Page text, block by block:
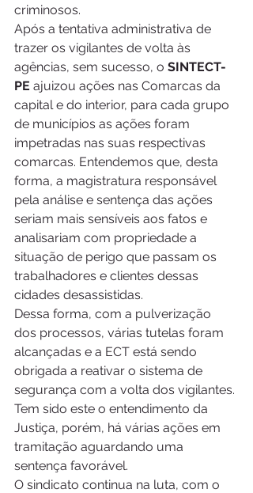
criminosos.
Após a tentativa administrativa de
trazer os vigilantes de volta às
agências, sem sucesso, o SINTECT-
PE ajuizou ações nas Comarcas da
capital e do interior, para cada grupo
de municípios as ações foram
impetradas nas suas respectivas
comarcas. Entendemos que, desta
forma, a magistratura responsável
pela análise e sentença das ações
seriam mais sensíveis aos fatos e
analisariam com propriedade a
situação de perigo que passam os
trabalhadores e clientes dessas
cidades desassistidas.
Dessa forma, com a pulverização
dos processos, várias tutelas foram
alcançadas e a ECT está sendo
obrigada a reativar o sistema de
segurança com a volta dos vigilantes.
Tem sido este o entendimento da
Justiça, porém, há várias ações em
tramitação aguardando uma
sentença favorável.
O sindicato continua na luta, com o